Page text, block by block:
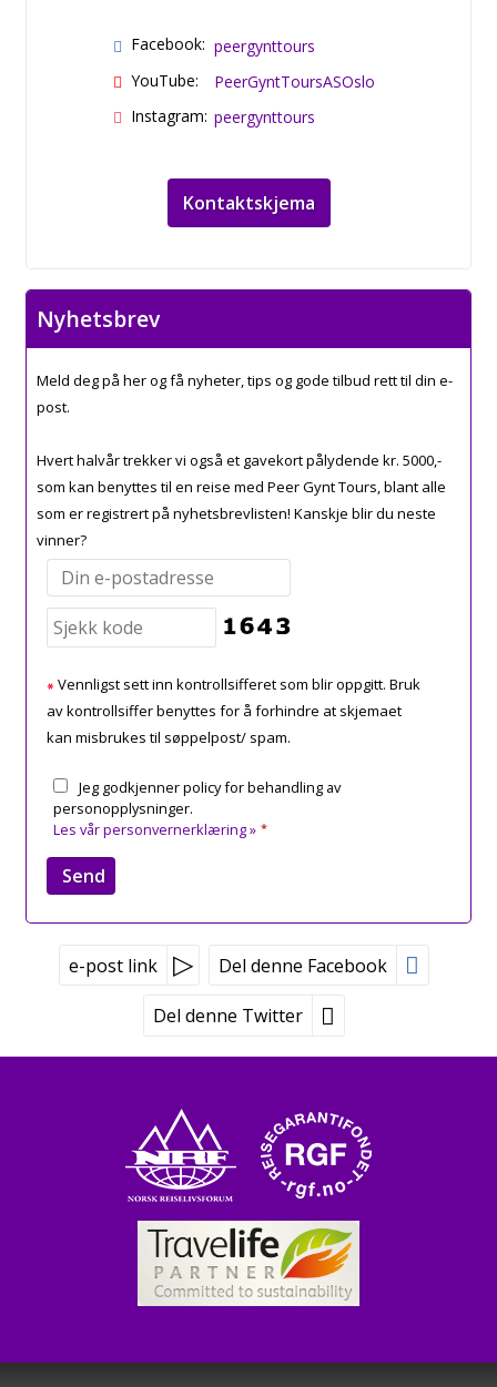
Facebook: peergynttours
YouTube:
PeerGyntToursASOslo
Instagram: peergynttours
Kontaktskjema
Nyhetsbrev
Meld deg på her og få nyheter, tips og gode tilbud rett til din e-
post.
Hvert halvår trekker vi også et gavekort pålydende kr. 5000,-
som kan benyttes til en reise med Peer Gynt Tours, blant alle
som er registrert på nyhetsbrevlisten! Kanskje blir du neste
vinner?
Vennligst sett inn kontrollsifferet som blir oppgitt. Bruk
av kontrollsiffer benyttes for å forhindre at skjemaet
kan misbrukes til søppelpost/ spam.
Jeg godkjenner policy for behandling av
personopplysninger.
Les vår personvernerklæring » *
e-post link Del denne Facebook
Del denne Twitter
Peer Gynt Tours
Tvetenveien 170
0671 Oslo
Booking tlf:
815 00 335
Grupper tlf:24 10 12 80
post@peergynt.com 2026